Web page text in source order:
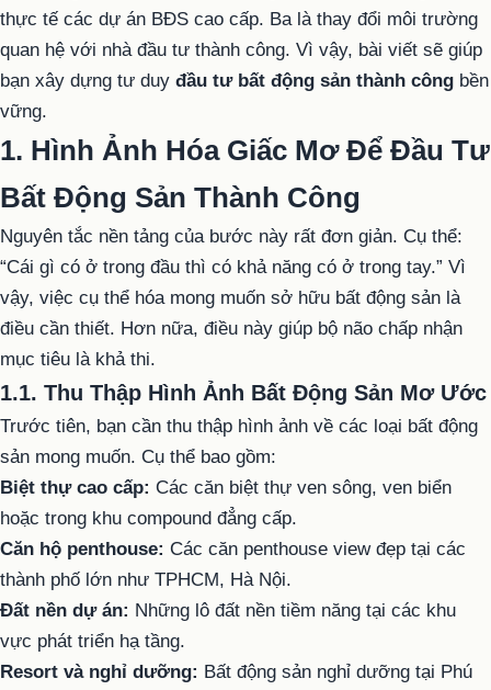
thực tế các dự án BĐS cao cấp. Ba là thay đổi môi trường
quan hệ với nhà đầu tư thành công. Vì vậy, bài viết sẽ giúp
bạn xây dựng tư duy đầu tư bất động sản thành công bền
vững.
1. Hình Ảnh Hóa Giấc Mơ Để Đầu Tư
Bất Động Sản Thành Công
Nguyên tắc nền tảng của bước này rất đơn giản. Cụ thể:
“Cái gì có ở trong đầu thì có khả năng có ở trong tay.” Vì
vậy, việc cụ thể hóa mong muốn sở hữu bất động sản là
điều cần thiết. Hơn nữa, điều này giúp bộ não chấp nhận
mục tiêu là khả thi.
1.1. Thu Thập Hình Ảnh Bất Động Sản Mơ Ước
Trước tiên, bạn cần thu thập hình ảnh về các loại bất động
sản mong muốn. Cụ thể bao gồm:
Biệt thự cao cấp: Các căn biệt thự ven sông, ven biển
hoặc trong khu compound đẳng cấp.
Căn hộ penthouse: Các căn penthouse view đẹp tại các
thành phố lớn như TPHCM, Hà Nội.
Đất nền dự án: Những lô đất nền tiềm năng tại các khu
vực phát triển hạ tầng.
Resort và nghỉ dưỡng: Bất động sản nghỉ dưỡng tại Phú